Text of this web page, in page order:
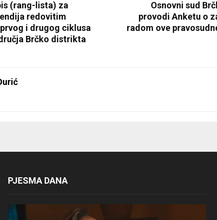
(rang-lista) za
redovitim
i drugog ciklusa
Brčko distrikta
Osnovni sud
provodi Anketu o
radom ove
PJESMA DANA